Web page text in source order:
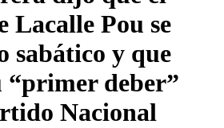
Lacalle Pou se
sabático y que
“primer deber”
Nacional